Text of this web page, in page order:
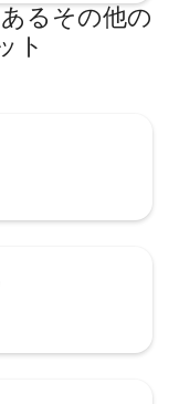
るそ⁠の⁠他⁠の
ト